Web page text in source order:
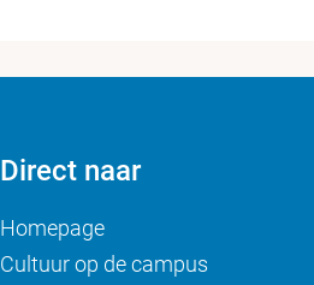
Direct naar
Homepage
Cultuur op de campus